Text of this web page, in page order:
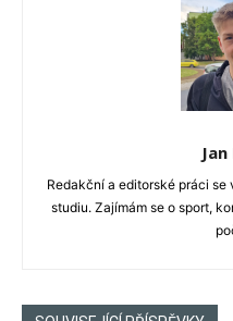
Redakční a editorské práci
studiu. Zajímám se o sport,